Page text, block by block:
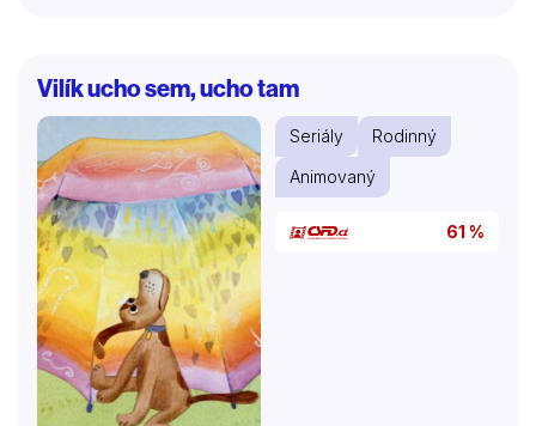
Vilík ucho sem, ucho tam
Seriály
Rodinný
Animovaný
61 %